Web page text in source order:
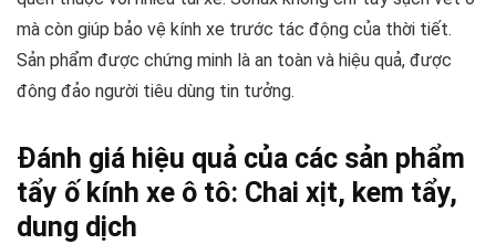
mà còn giúp bảo vệ kính xe trước tác động của thời tiết.
Sản phẩm được chứng minh là an toàn và hiệu quả, được
đông đảo người tiêu dùng tin tưởng.
Đánh giá hiệu quả của các sản phẩm
tẩy ố kính xe ô tô: Chai xịt, kem tẩy,
dung dịch